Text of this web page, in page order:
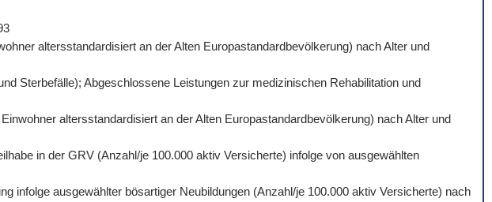
altersstandardisiert an der Alten Europastandardbevölkerung) nach Alter und
Sterbefälle); Abgeschlossene Leistungen zur medizinischen Rehabilitation und
altersstandardisiert an der Alten Europastandardbevölkerung) nach Alter und
in der GRV (Anzahl/je 100.000 aktiv Versicherte) infolge von ausgewählten
infolge ausgewählter bösartiger Neubildungen (Anzahl/je 100.000 aktiv Versicherte) nach